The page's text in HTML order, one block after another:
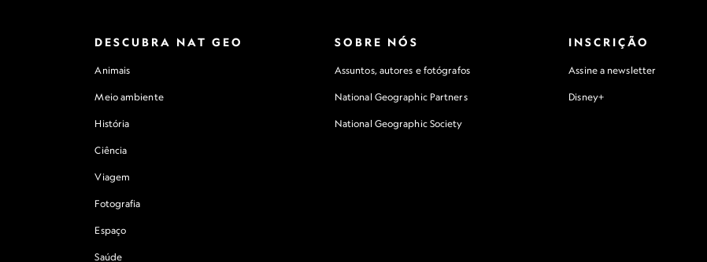
DESCUBRA NAT GEO
Animais
Meio ambiente
História
Ciência
Viagem
Fotografia
Espaço
Saúde
SOBRE NÓS
Assuntos, autores e fotógrafos
National Geographic Partners
National Geographic Society
INSCRIÇÃO
Assine a newsletter
Disney+